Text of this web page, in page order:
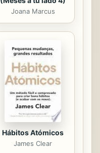
Joana Marcus
Hábitos Atómicos
James Clear